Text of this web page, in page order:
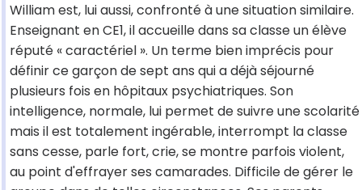
William est, lui aussi, confronté à une situation similaire.
Enseignant en CE1, il accueille dans sa classe un élève
réputé « caractériel ». Un terme bien imprécis pour
définir ce garçon de sept ans qui a déjà séjourné
plusieurs fois en hôpitaux psychiatriques. Son
intelligence, normale, lui permet de suivre une scolarité
mais il est totalement ingérable, interrompt la classe
sans cesse, parle fort, crie, se montre parfois violent,
au point d'effrayer ses camarades. Difficile de gérer le